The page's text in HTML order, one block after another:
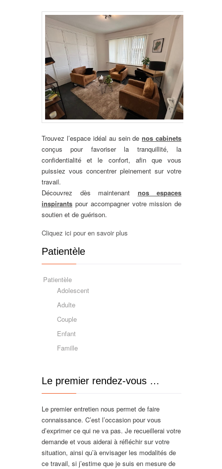
Trouvez l’espace idéal au sein denos cabinets
conçus pour favoriser la tranquillité, la
confidentialité et le confort, afin que vous
puissiez vous concentrer pleinement sur votre
travail.
Découvrez dès maintenant nos espaces
inspirants pour accompagner votre mission de
soutien et de guérison.
Cliquez ici pour en savoir plus
Patientèle
Patientèle
Adolescent
Adulte
Couple
Enfant
Famille
Le premier rendez-vous …
Le premier entretien nous permet de faire
connaissance. C’est l’occasion pour vous
d’exprimer ce qui ne va pas. Je recueillerai votre
demande et vous aiderai à réfléchir sur votre
situation, ainsi qu’à envisager les modalités de
ce travail, si j’estime que je suis en mesure de